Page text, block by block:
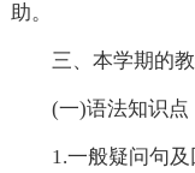
助。
三、本学期的
(一)语法知识点
1.一般疑问句